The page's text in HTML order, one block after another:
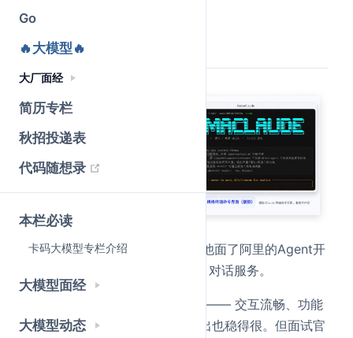
Go
🔥大模型🔥
大厂面经
简历专栏
秋招投递表
代码随想录
(opens new window)
本栏必读
卡码大模型专栏介绍
大模型面经
大模型动态
2026-06-16
前段时间有个录友来找我复盘，他面了阿里的Agent开
发岗，项目里做了一套企业级 AI 对话服务。
他的系统在业务层做得相当不错 —— 交互流畅、功能
完整、Prompt 清晰、结构化输出也稳得很。但面试官